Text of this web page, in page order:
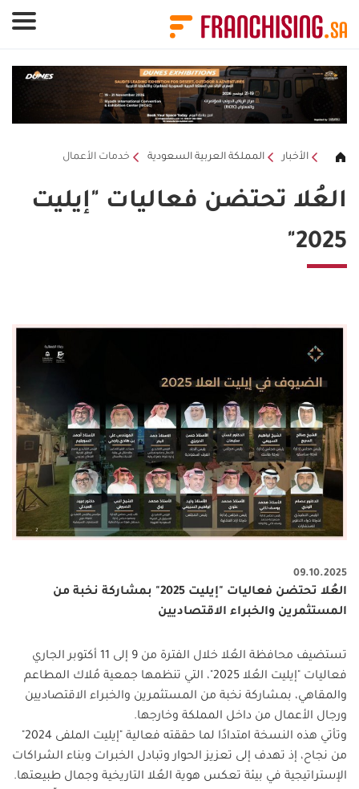
الأخبار المملكة العربية السعودية خدمات الأعمال
العُلا تحتضن فعاليات "إيليت
2025"
09.10.2025
العُلا تحتضن فعاليات "إيليت 2025" بمشاركة نخبة من
المستثمرين والخبراء الاقتصاديين
تستضيف محافظة العُلا خلال الفترة من 9 إلى 11 أكتوبر الجاري
فعاليات "إيليت العُلا 2025"، التي تنظمها جمعية مُلاك المطاعم
والمقاهي، بمشاركة نخبة من المستثمرين والخبراء الاقتصاديين
ورجال الأعمال من داخل المملكة وخارجها.
من نجاح، إذ تهدف إلى تعزيز الحوار وتبادل الخبرات وبناء الشراكات
الإستراتيجية في بيئة تعكس هوية العُلا التاريخية وجمال طبيعتها.
لوحة إدارة ملفات تعريف الارتباط